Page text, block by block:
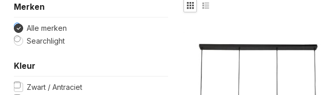
Merken
Alle merken
Searchlight
Kleur
Zwart / Antraciet